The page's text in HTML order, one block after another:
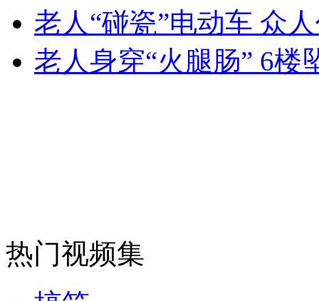
无痛分娩是否安全 医生回应
外交部：反对强权政治霸凌主义
走！跟着总书记去植树
老人“碰瓷”电动车 众
老人身穿“火腿肠” 6楼
热门视频集